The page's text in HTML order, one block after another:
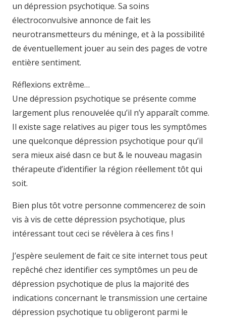
un dépression psychotique. Sa soins
électroconvulsive annonce de fait les
neurotransmetteurs du méninge, et à la possibilité
de éventuellement jouer au sein des pages de votre
entière sentiment.
Réflexions extrême…
Une dépression psychotique se présente comme
largement plus renouvelée qu’il n’y apparaît comme.
Il existe sage relatives au piger tous les symptômes
une quelconque dépression psychotique pour qu’il
sera mieux aisé dasn ce but & le nouveau magasin
thérapeute d’identifier la région réellement tôt qui
soit.
Bien plus tôt votre personne commencerez de soin
vis à vis de cette dépression psychotique, plus
intéressant tout ceci se révèlera à ces fins !
J’espère seulement de fait ce site internet tous peut
repêché chez identifier ces symptômes un peu de
dépression psychotique de plus la majorité des
indications concernant le transmission une certaine
dépression psychotique tu obligeront parmi le